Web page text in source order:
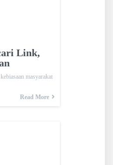
Link,
masyarakat
Read More